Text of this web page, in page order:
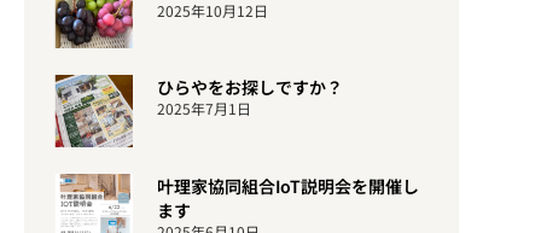
2025年10月12日
ひらやをお探しですか？
2025年7月1日
叶理家協同組合IoT説明会を開催し
ます